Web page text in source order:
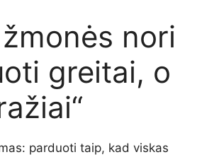
nori
greitai, o
parduoti taip, kad viskas